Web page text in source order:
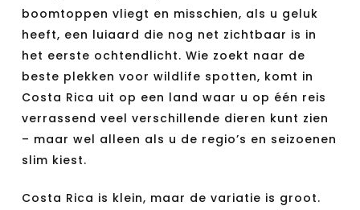
boomtoppen vliegt en misschien, als u geluk
heeft, een luiaard die nog net zichtbaar is in
het eerste ochtendlicht. Wie zoekt naar de
beste plekken voor wildlife spotten, komt in
Costa Rica uit op een land waar u op één reis
verrassend veel verschillende dieren kunt zien
– maar wel alleen als u de regio’s en seizoenen
slim kiest.
Costa Rica is klein, maar de variatie is groot.